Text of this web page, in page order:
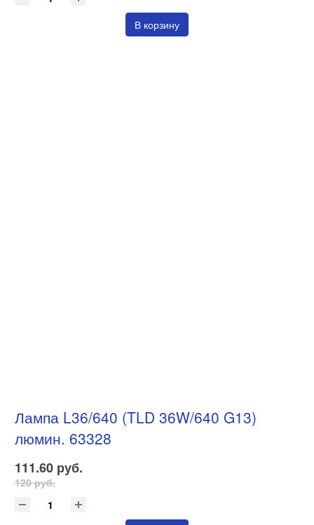
В корзину
Лампа L36/640 (TLD 36W/640 G13)
люмин. 63328
111.60 руб.
120 руб.